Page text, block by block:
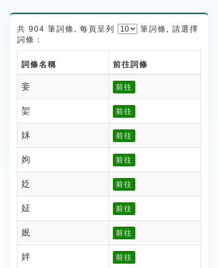
貓頭鷹博士
共 904 筆詞條, 每頁呈列 筆詞條, 請選擇
詞條：
詞條名稱 前往詞條
妾 前往
妿 前往
姀 前往
姁 前往
姂 前往
姃 前往
姄 前往
姅 前往